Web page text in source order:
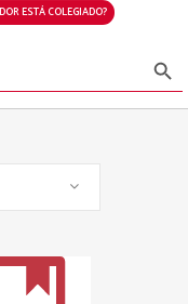
ESTÁ COLEGIADO?